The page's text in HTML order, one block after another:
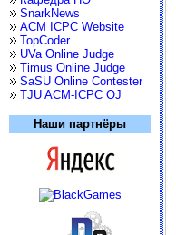
SnarkNews
ACM ICPC Website
TopCoder
UVa Online Judge
Timus Online Judge
SaSU Online Contester
TJU ACM-ICPC OJ
Наши партнёры